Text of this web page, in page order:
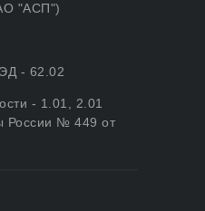
"АСП")
- 62.02
- 1.01, 2.01
России № 449 от